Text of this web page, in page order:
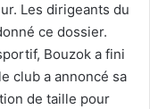
Les dirigeants du
ce dossier.
Bouzok a fini
club a annoncé sa
de taille pour